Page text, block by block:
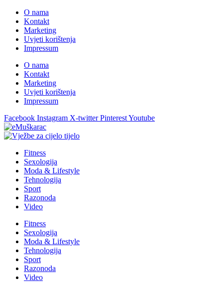
O nama
Kontakt
Marketing
Uvjeti korištenja
Impressum
O nama
Kontakt
Marketing
Uvjeti korištenja
Impressum
Facebook Instagram X-twitter PinterestYoutube
Fitness
Sexologija
Moda & Lifestyle
Tehnologija
Sport
Razonoda
Video
Fitness
Sexologija
Moda & Lifestyle
Tehnologija
Sport
Razonoda
Video